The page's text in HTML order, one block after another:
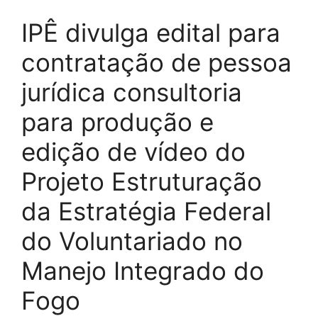
IPÊ divulga edital para
contratação de pessoa
jurídica consultoria
para produção e
edição de vídeo do
Projeto Estruturação
da Estratégia Federal
do Voluntariado no
Manejo Integrado do
Fogo